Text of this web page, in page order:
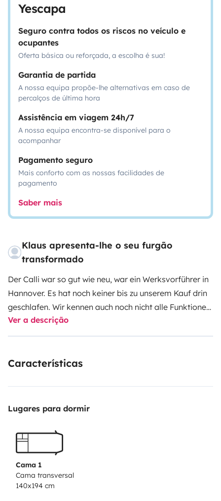
Yescapa
Seguro contra todos os riscos no veículo e
ocupantes
Oferta básica ou reforçada, a escolha é sua!
Garantia de partida
A nossa equipa propõe-lhe alternativas em caso de
percalços de última hora
Assistência em viagem 24h/7
A nossa equipa encontra-se disponível para o
acompanhar
Pagamento seguro
Mais conforto com as nossas facilidades de
pagamento
Saber mais
Klaus apresenta-lhe o seu furgão
transformado
Der Calli war so gut wie neu, war ein Werksvorführer in
Hannover. Es hat noch keiner bis zu unserem Kauf drin
geschlafen. Wir kennen auch noch nicht alle Funktionen,
aber die dicke Bedienungsanleitung ist im Auto. Zur
Not Hilft auch das Internet.Dieses WoMo ist
geeignet, keine Kinderbetten, keine Zusatzbetten, keine
hohes Bett, keine Einstiegshilfen.
Waschplatz finden Sie auf der Rheinallee bei der Fa.
leeren. Bei Nichtbeachtung berechnen wir 150,-€
Reinigungspauschale, die wir von der Kaution
Ver a descrição
Características
Lugares para dormir
Cama 1
Cama transversal
140x194 cm